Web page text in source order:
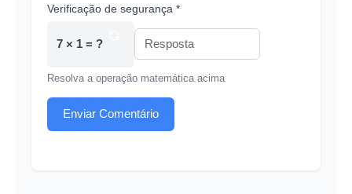
Verificação de segurança *
7 × 1 = ?
Resolva a operação matemática acima
Enviar Comentário